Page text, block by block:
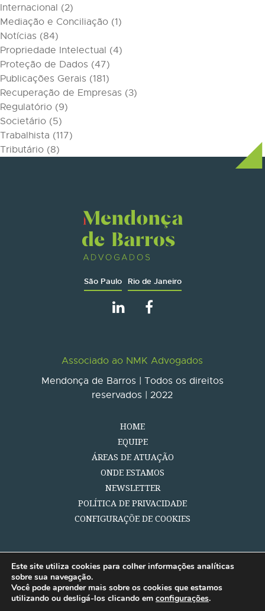
Internacional (2)
Mediação e Conciliação (1)
Notícias (84)
Propriedade Intelectual (4)
Proteção de Dados (47)
Publicações Gerais (181)
Recuperação de Empresas (3)
Regulatório (9)
Societário (5)
Trabalhista (117)
Tributário (8)
São Paulo Rio de Janeiro
Associado ao NMK Advogados
Mendonça de Barros | Todos os direitos
reservados | 2022
HOME
EQUIPE
ÁREAS DE ATUAÇÃO
ONDE ESTAMOS
NEWSLETTER
POLÍTICA DE PRIVACIDADE
CONFIGURAÇÕE DE COOKIES
Este site utiliza cookies para colher informações analíticas
sobre sua navegação.
Você pode aprender mais sobre os cookies que estamos
utilizando ou desligá-los clicando em configurações.